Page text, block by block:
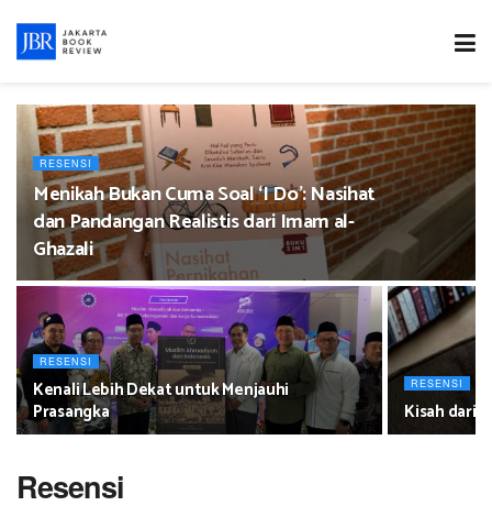
RESENSI
Menikah Bukan Cuma Soal ‘I Do’: Nasihat
dan Pandangan Realistis dari Imam al-
Ghazali
RESENSI
Kenali Lebih Dekat untuk Menjauhi
Prasangka
RESENSI
Kisah dari
Resensi